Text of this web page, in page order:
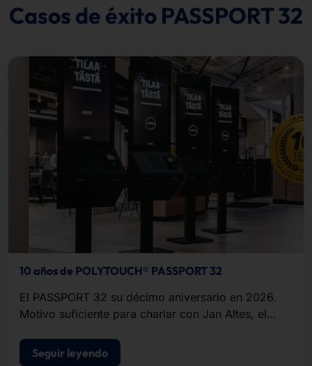
Casos de éxito PASSPORT 32
10 años de POLYTOUCH® PASSPORT 32
El PASSPORT 32 su décimo aniversario en 2026.
Motivo suficiente para charlar con Jan Altes, el
elegante éxito de ventas con un tamaño reducido.
Seguir leyendo